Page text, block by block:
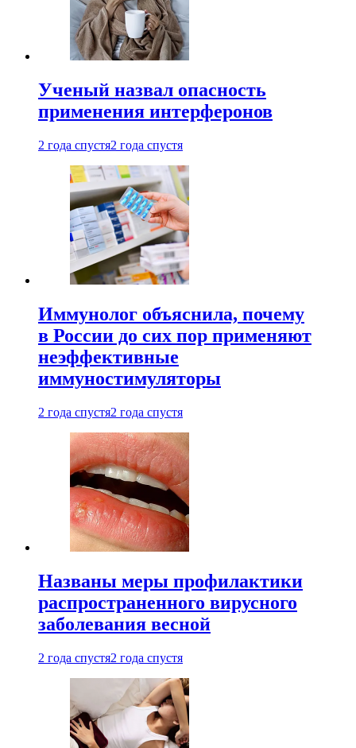
Ученый назвал опасность
применения интерферонов
2 года спустя2 года спустя
Иммунолог объяснила, почему
в России до сих пор применяют
неэффективные
иммуностимуляторы
2 года спустя2 года спустя
Названы меры профилактики
распространенного вирусного
заболевания весной
2 года спустя2 года спустя